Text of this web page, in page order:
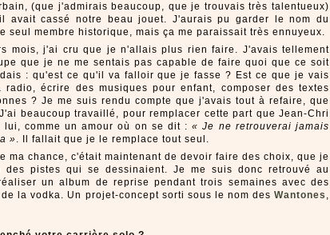
(que j'admirais beaucoup, que je trouvais très talentueux)
avait cassé notre beau jouet. J'aurais pu garder le nom du
seul membre historique, mais ça me paraissait très ennuyeux.
mois, j'ai cru que je n'allais plus rien faire. J'avais tellement
que je ne me sentais pas capable de faire quoi que ce soit
: qu'est ce qu'il va falloir que je fasse ? Est ce que je vais
écrire des musiques pour enfant, composer des textes
? Je me suis rendu compte que j'avais tout à refaire, que
beaucoup travaillé, pour remplacer cette part que Jean-Chri
lui, comme un amour où on se dit :« Je ne retrouverai jamais
». Il fallait que je le remplace tout seul.
ma chance, c'était maintenant de devoir faire des choix, que je
pistes qui se dessinaient. Je me suis donc retrouvé au
un album de reprise pendant trois semaines avec des
la vodka. Un projet-concept sorti sous le nom des Wantones ,